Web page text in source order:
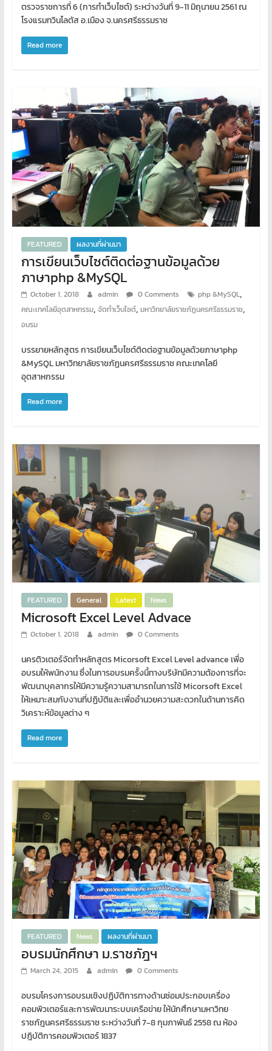
ตรวจราชการที่ 6 (การทำเว็บไซต์) ระหว่างวันที่ 9-11 มิถุนายน 2561 ณ
โรงแรมทวินโลตัส อ.เมือง จ.นครศรีธรรมราช
Read more
FEATURED ผลงานที่ผ่านมา
การเขียนเว็บไซต์ติดต่อฐานข้อมูลด้วย
ภาษาphp &MySQL
October 1, 2018 admin 0 Comments php &MySQL,
คณะเทคโลยีอุตสาหกรรม, จัดทำเว็บไซต์, มหาวิทยาลัยราชภัฏนครศรีธรรมราช,
อบรม
บรรยายหลักสูตร การเขียนเว็บไซต์ติดต่อฐานข้อมูลด้วยภาษาphp
&MySQL มหาวิทยาลัยราชภัฏนครศรีธรรมราช คณะเทคโลยี
อุตสาหกรรม
Read more
FEATURED General Latest News
Microsoft Excel Level Advace
October 1, 2018 admin 0 Comments
นครติวเตอร์จัดทำหลักสูตร Micorsoft Excel Level advance เพื่อ
อบรมให้พนักงาน ซึ่งในการอบรมคร้ังนี้ทางบริษัทมีความต้องการที่จะ
พัฒนาบุคลากรให้มีความรู้ความสามารถในการใช้ Micorsoft Excel
ให้เหมาะสมกับงานที่ปฏิบัติและเพื่ออำนวยความสะดวกในด้านการคิด
วิเคราะห์ข้อมูลต่าง ๆ
Read more
FEATURED News ผลงานที่ผ่านมา
อบรมนักศึกษา ม.ราชภัฎฯ
March 24, 2015 admin 0 Comments
อบรมโครงการอบรมเชิงปฏิบัติการทางด้านซ่อมประกอบเครื่อง
คอมพิวเตอร์และการพัฒนาระบบเครือข่าย ให้นักศึกษามหาวิทย
ราชภัฎนครศรีธรรมราช ระหว่างวันที่ 7-8 กุมภาพันธ์ 2558 ณ ห้อง
ปฎิบัติการคอมพิวเตอร์ 1837